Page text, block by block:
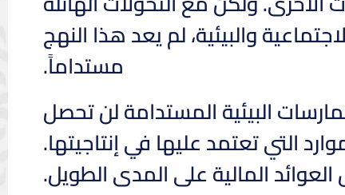
والبيئية، لم يعد هذا النهج
مستداماً.
البيئية المستدامة لن تحصل
التي تعتمد عليها في إنتاجيتها.
المالية على المدى الطويل.